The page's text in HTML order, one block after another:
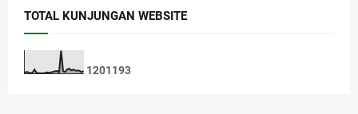
TOTAL KUNJUNGAN WEBSITE
1201193